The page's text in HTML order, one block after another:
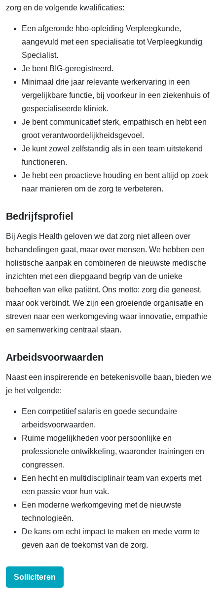
zorg en de volgende kwalificaties:
Een afgeronde hbo-opleiding Verpleegkunde,
aangevuld met een specialisatie tot Verpleegkundig
Specialist.
Je bent BIG-geregistreerd.
Minimaal drie jaar relevante werkervaring in een
vergelijkbare functie, bij voorkeur in een ziekenhuis of
gespecialiseerde kliniek.
Je bent communicatief sterk, empathisch en hebt een
groot verantwoordelijkheidsgevoel.
Je kunt zowel zelfstandig als in een team uitstekend
functioneren.
Je hebt een proactieve houding en bent altijd op zoek
naar manieren om de zorg te verbeteren.
Bedrijfsprofiel
Bij Aegis Health geloven we dat zorg niet alleen over
behandelingen gaat, maar over mensen. We hebben een
holistische aanpak en combineren de nieuwste medische
inzichten met een diepgaand begrip van de unieke
behoeften van elke patiënt. Ons motto: zorg die geneest,
maar ook verbindt. We zijn een groeiende organisatie en
streven naar een werkomgeving waar innovatie, empathie
en samenwerking centraal staan.
Arbeidsvoorwaarden
Naast een inspirerende en betekenisvolle baan, bieden we
je het volgende:
Een competitief salaris en goede secundaire
arbeidsvoorwaarden.
Ruime mogelijkheden voor persoonlijke en
professionele ontwikkeling, waaronder trainingen en
congressen.
Een hecht en multidisciplinair team van experts met
een passie voor hun vak.
Een moderne werkomgeving met de nieuwste
technologieën.
De kans om echt impact te maken en mede vorm te
geven aan de toekomst van de zorg.
Solliciteren